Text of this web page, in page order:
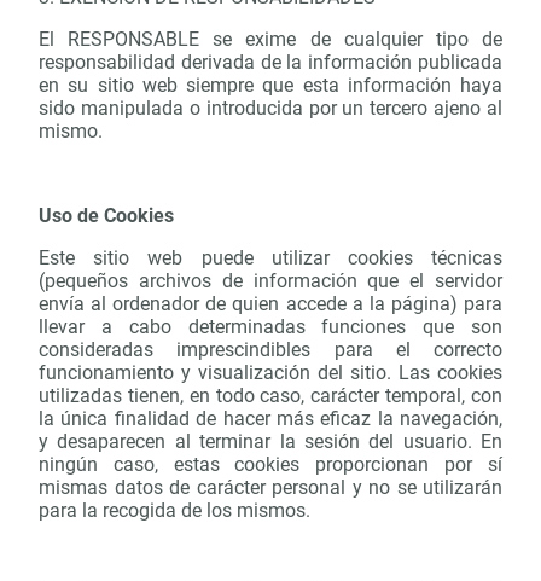
El RESPONSABLE se exime de cualquier tipo de
responsabilidad derivada de la información publicada
en su sitio web siempre que esta información haya
sido manipulada o introducida por un tercero ajeno al
mismo.
Uso de Cookies
Este sitio web puede utilizar cookies técnicas
(pequeños archivos de información que el servidor
envía al ordenador de quien accede a la página) para
llevar a cabo determinadas funciones que son
consideradas imprescindibles para el correcto
funcionamiento y visualización del sitio. Las cookies
utilizadas tienen, en todo caso, carácter temporal, con
la única finalidad de hacer más eficaz la navegación,
y desaparecen al terminar la sesión del usuario. En
ningún caso, estas cookies proporcionan por sí
mismas datos de carácter personal y no se utilizarán
para la recogida de los mismos.